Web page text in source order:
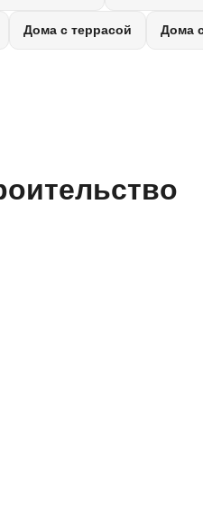
Дома с террасой Дома